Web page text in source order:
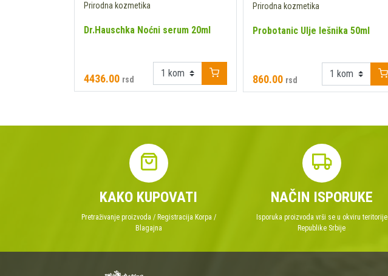
Prirodna kozmetika
Dr.Hauschka Noćni serum 20ml
4436.00 rsd
Prirodna kozmetika
Probotanic Ulje lešnika 50ml
860.00 rsd
KAKO KUPOVATI
Pretraživanje proizvoda / Registracija Korpa /
Blagajna
NAČIN ISPORUKE
Isporuka proizvoda vrši se u okviru teritorije
Republike Srbije